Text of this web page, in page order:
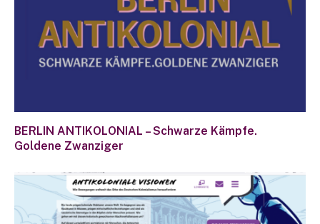
BERLIN ANTIKOLONIAL – Schwarze Kämpfe.
Goldene Zwanziger